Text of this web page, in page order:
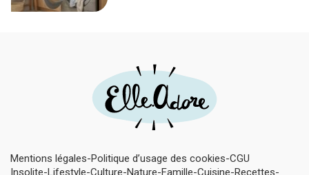
Mentions légales Politique d’usage des cookies CGU
Insolite Lifestyle Culture Nature Famille Cuisine Recettes